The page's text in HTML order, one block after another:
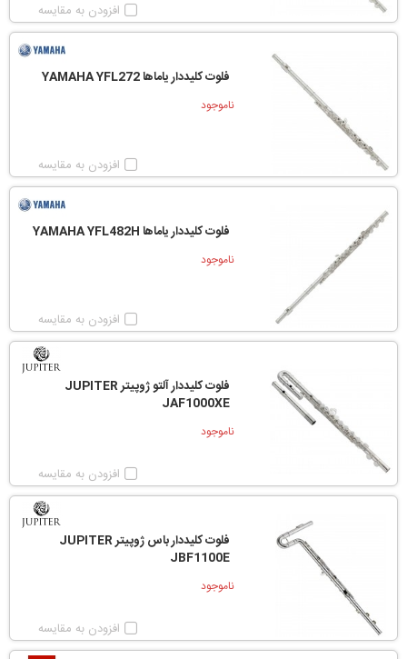
افزودن به مقایسه
فلوت کلیددار یاماها YAMAHA YFL272
ناموجود
افزودن به مقایسه
فلوت کلیددار یاماها YAMAHA YFL482H
ناموجود
افزودن به مقایسه
فلوت کلیددار آلتو ژوپیتر JUPITER
JAF1000XE
ناموجود
افزودن به مقایسه
فلوت کلیددار باس ژوپیتر JUPITER
JBF1100E
ناموجود
افزودن به مقایسه